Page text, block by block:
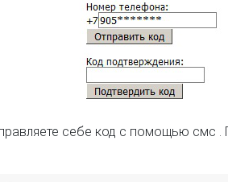
себе код с помощью